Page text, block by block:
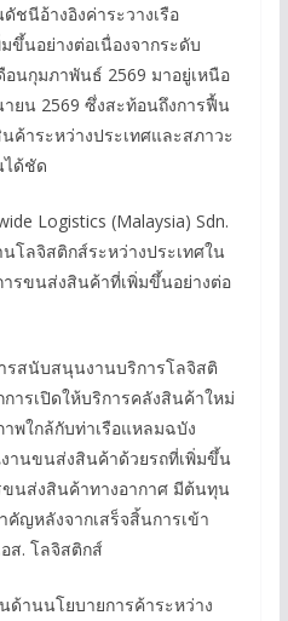
ชนีอ้างอิงค่าระวางเรือ
ขึ้นอย่างต่อเนื่องจากระดับ
นกุมภาพันธ์ 2569 มาอยู่เหนือ
ยน 2569 ซึ่งสะท้อนถึงการฟื้น
ค้าระหว่างประเทศและสภาวะ
ได้ชัด
Logistics (Malaysia) Sdn.
โลจิสติกส์ระหว่างประเทศใน
รขนส่งสินค้าที่เพิ่มขึ้นอย่างต่อ
รสนับสนุนงานบริการโลจิสติ
ารเปิดให้บริการคลังสินค้าใหม่
พใกล้กับท่าเรือแหลมฉบัง
านขนส่งสินค้าด้วยรถที่เพิ่มขึ้น
นส่งสินค้าทางอากาศ มีต้นทุน
คัญหลังจากเสร็จสิ้นการเข้า
ส. โลจิสติกส์
านนโยบายการค้าระหว่าง